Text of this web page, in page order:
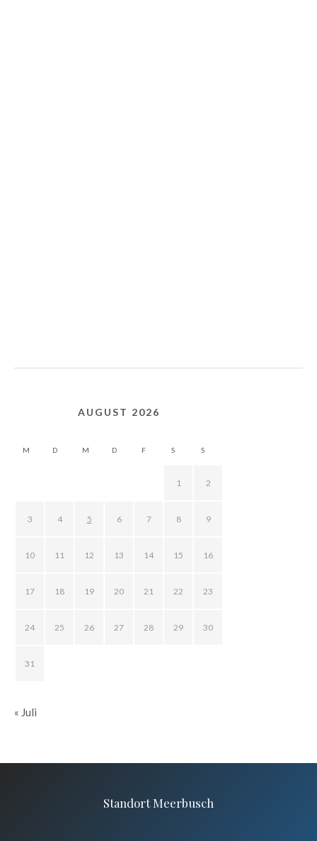
AUGUST 2026
M D M D F S S
1 2
3 4 5 6 7 8 9
10 11 12 13 14 15 16
17 18 19 20 21 22 23
24 25 26 27 28 29 30
31
« Juli
Standort Meerbusch